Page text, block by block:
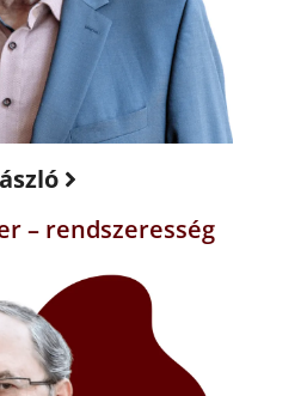
– rendszeresség